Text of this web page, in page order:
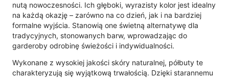
nutą nowoczesności. Ich głęboki, wyrazisty kolor jest idealny
na każdą okazję – zarówno na co dzień, jak i na bardziej
formalne wyjścia. Stanowią one świetną alternatywę dla
tradycyjnych, stonowanych barw, wprowadzając do
garderoby odrobinę świeżości i indywidualności.
Wykonane z wysokiej jakości skóry naturalnej, półbuty te
charakteryzują się wyjątkową trwałością. Dzięki starannemu